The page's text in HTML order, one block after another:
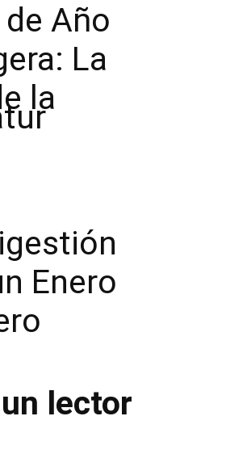
Año
La
la
Enero
lector